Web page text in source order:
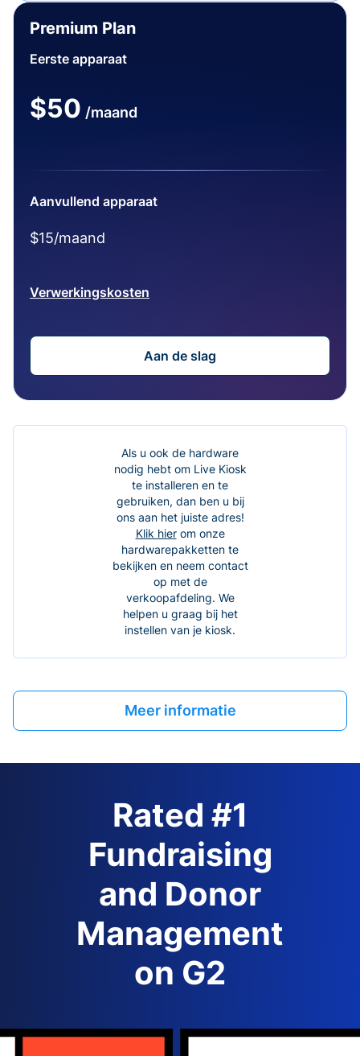
Premium Plan
Eerste apparaat
$50 /maand
Aanvullend apparaat
$15/maand
Verwerkingskosten
Aan de slag
Als u ook de hardware
nodig hebt om Live Kiosk
te installeren en te
gebruiken, dan ben u bij
ons aan het juiste adres!
Klik hierom onze
hardwarepakketten te
bekijken en neem contact
op met de
verkoopafdeling. We
helpen u graag bij het
instellen van je kiosk.
Meer informatie
Rated #1
Fundraising
and Donor
Management
on G2